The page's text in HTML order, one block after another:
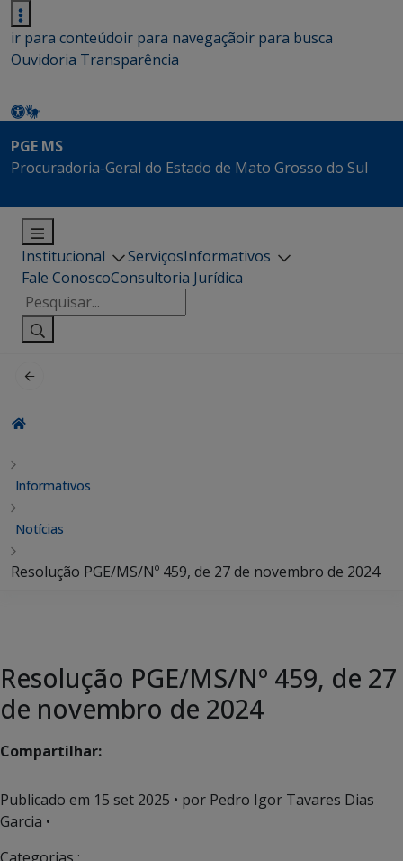
ir para conteúdoir para navegaçãoir para busca
Ouvidoria Transparência
PGE MS
Procuradoria-Geral do Estado de Mato Grosso do Sul
Institucional ServiçosInformativos
Fale ConoscoConsultoria Jurídica
Pesquisar
por:
Informativos
Notícias
Resolução PGE/MS/Nº 459, de 27 de novembro de 2024
Resolução PGE/MS/Nº 459, de 27
de novembro de 2024
Compartilhar:
Publicado em 15 set 2025 • por Pedro Igor Tavares Dias
Garcia •